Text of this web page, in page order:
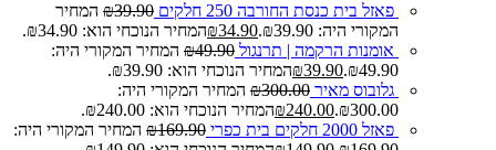
פאזל בית כנסת החורבה 250 חלקים ₪39.90
המחיר
המקורי היה: ₪39.90.
₪34.90
המחיר הנוכחי הוא: ₪34.90.
אומנות הרקמה | תרנגול
₪49.90
המחיר המקורי היה:
₪49.90.
₪39.90
המחיר הנוכחי הוא: ₪39.90.
גלובוס מאיר
₪300.00
המחיר המקורי היה:
₪300.00.
₪240.00
המחיר הנוכחי הוא: ₪240.00.
פאזל 2000 חלקים בית כפרי
₪169.90
המחיר המקורי היה: